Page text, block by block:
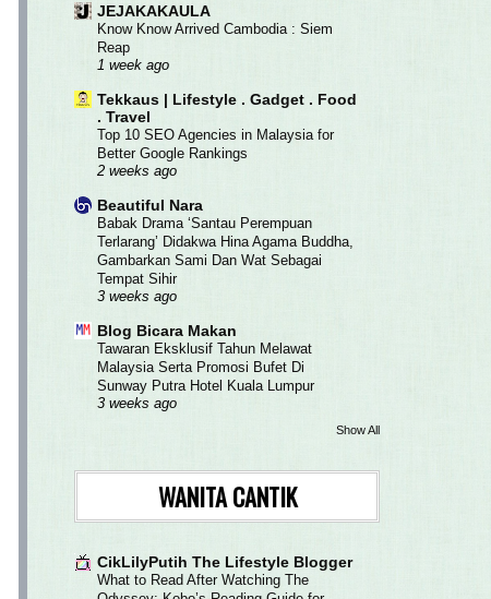
JEJAKAKAULA
Know Know Arrived Cambodia : Siem
Reap
1 week ago
Tekkaus | Lifestyle . Gadget . Food
. Travel
Top 10 SEO Agencies in Malaysia for
Better Google Rankings
2 weeks ago
Beautiful Nara
Babak Drama ‘Santau Perempuan
Terlarang’ Didakwa Hina Agama Buddha,
Gambarkan Sami Dan Wat Sebagai
Tempat Sihir
3 weeks ago
Blog Bicara Makan
Tawaran Eksklusif Tahun Melawat
Malaysia Serta Promosi Bufet Di
Sunway Putra Hotel Kuala Lumpur
3 weeks ago
Show All
WANITA CANTIK
CikLilyPutih The Lifestyle Blogger
What to Read After Watching The